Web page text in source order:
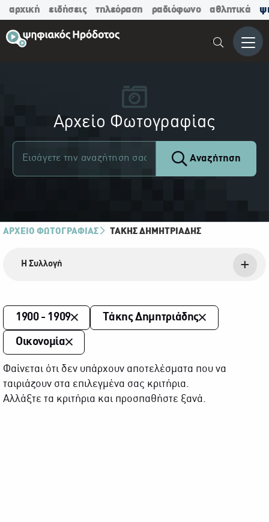
αρχική ειδήσεις τηλεόραση ραδιόφωνο αθλητικά
Μενού
Αρχείο Φωτογραφίας
Αναζήτηση
ΑΡΧΕΙΟ ΦΩΤΟΓΡΑΦΙΑΣ ΤΆΚΗΣ ΔΗΜΗΤΡΙΆΔΗΣ
Η Συλλογή
1900 - 1909 Τάκης Δημητριάδης
Οικονομία
Φαίνεται ότι δεν υπάρχουν αποτελέσματα που να
ταιριάζουν στα επιλεγμένα σας κριτήρια.
Αλλάξτε τα κριτήρια και προσπαθήστε ξανά.